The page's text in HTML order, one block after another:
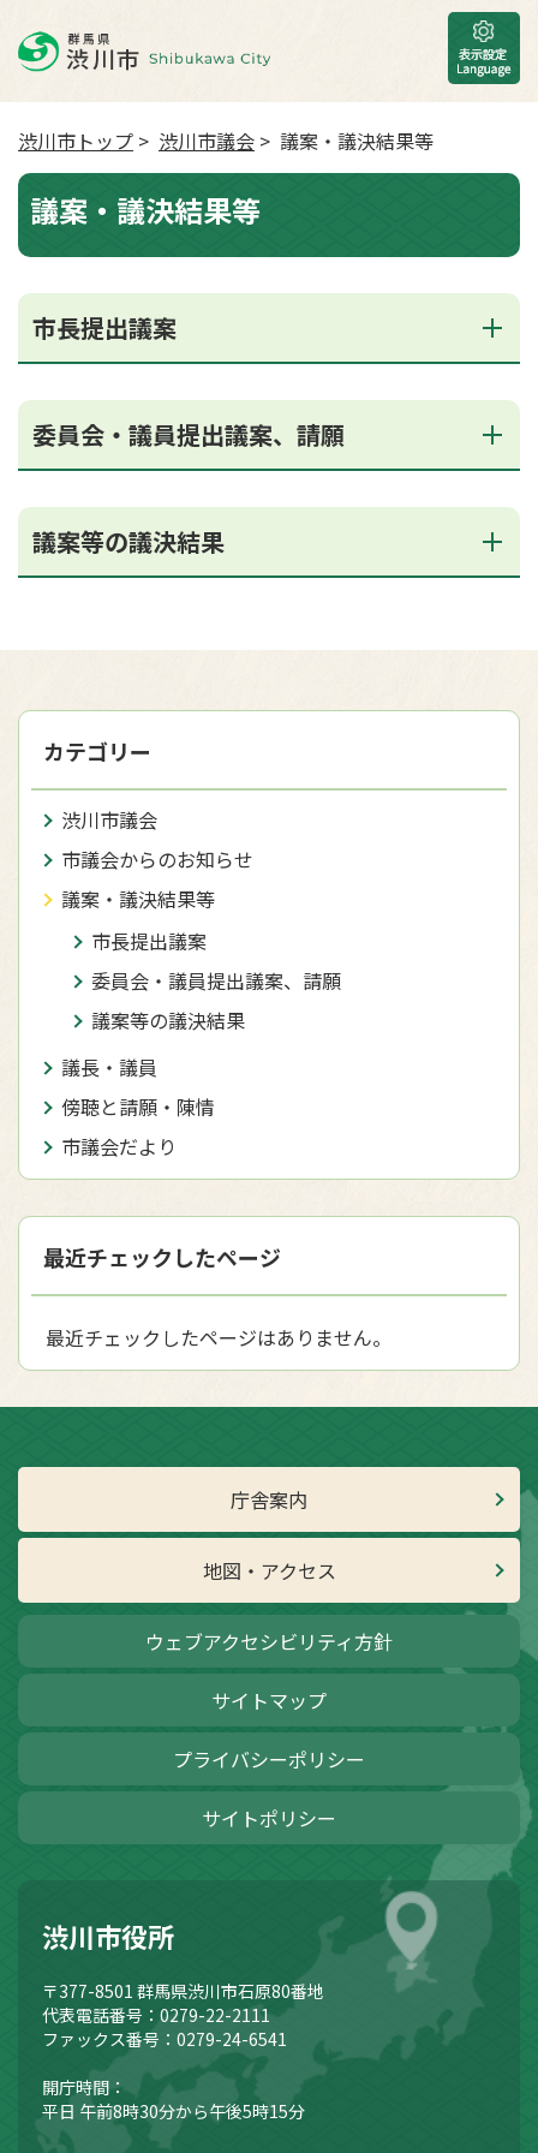
渋川市トップ > 渋川市議会 > 議案・議決結果等
議案・議決結果等
市長提出議案
委員会・議員提出議案、請願
議案等の議決結果
カテゴリー
渋川市議会
市議会からのお知らせ
議案・議決結果等
市長提出議案
委員会・議員提出議案、請願
議案等の議決結果
議長・議員
傍聴と請願・陳情
市議会だより
最近チェックしたページ
最近チェックしたページはありません。
庁舎案内
地図・アクセス
ウェブアクセシビリティ方針
サイトマップ
プライバシーポリシー
サイトポリシー
渋川市役所
〒377-8501 群馬県渋川市石原80番地
代表電話番号：0279-22-2111
ファックス番号：0279-24-6541
開庁時間：
平日 午前8時30分から午後5時15分